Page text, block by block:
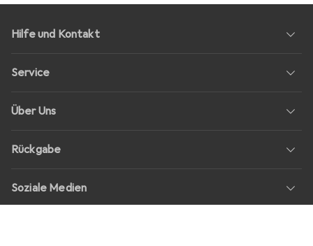
Hilfe und Kontakt
Service
Über Uns
Rückgabe
Soziale Medien